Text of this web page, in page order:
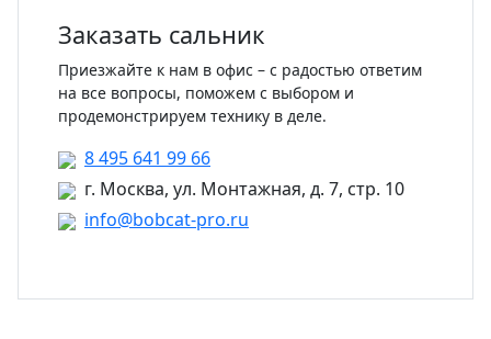
Заказать сальник
Приезжайте к нам в офис – с радостью ответим
на все вопросы, поможем с выбором и
продемонстрируем технику в деле.
8 495 641 99 66
г. Москва, ул. Монтажная, д. 7, стр. 10
info@bobcat-pro.ru